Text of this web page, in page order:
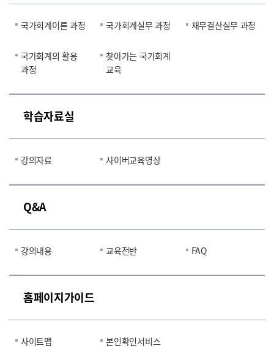
국가회계이론 과정 국가회계실무 과정 재무결산실무 과정
국가회계의 활용
과정
찾아가는 국가회계
교육
학습자료실
강의자료 사이버교육영상
Q&A
강의내용 교육전반 FAQ
홈페이지가이드
사이트맵 본인확인서비스